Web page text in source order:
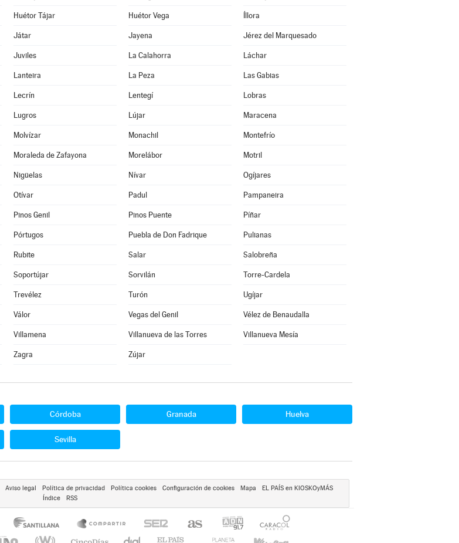
Huétor Tájar Huétor Vega Íllora
Játar Jayena Jérez del Marquesado
Juviles La Calahorra Láchar
Lanteira La Peza Las Gabias
Lecrín Lentegí Lobras
Lugros Lújar Maracena
Molvízar Monachil Montefrío
Moraleda de Zafayona Morelábor Motril
Nigüelas Nívar Ogíjares
Otívar Padul Pampaneira
Pinos Genil Pinos Puente Píñar
Pórtugos Puebla de Don Fadrique Pulianas
Rubite Salar Salobreña
Soportújar Sorvilán Torre-Cardela
Trevélez Turón Ugíjar
Válor Vegas del Genil Vélez de Benaudalla
Villamena Villanueva de las Torres Villanueva Mesía
Zagra Zújar
Córdoba Granada Huelva
Sevilla
Aviso legal Política de privacidad Política cookies Configuración de cookies Mapa
EL PAÍS en KIOSKOyMÁS
Índice
RSS